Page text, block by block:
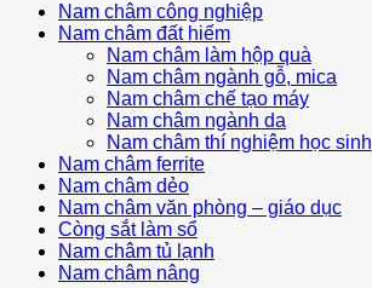
Nam châm công nghiệp
Nam châm đất hiếm
Nam châm làm hộp quà
Nam châm ngành gỗ, mica
Nam châm chế tạo máy
Nam châm ngành da
Nam châm thí nghiệm học sinh
Nam châm ferrite
Nam châm dẻo
Nam châm văn phòng – giáo dục
Còng sắt làm sổ
Nam châm tủ lạnh
Nam châm nâng